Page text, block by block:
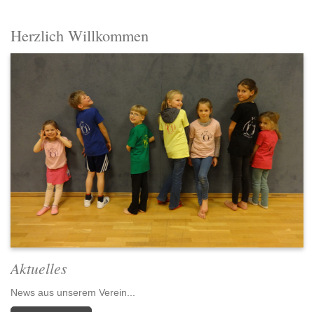
Herzlich Willkommen
Aktuelles
News aus unserem Verein...